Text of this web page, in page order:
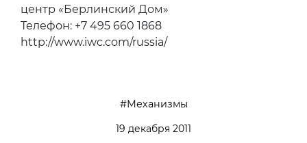
центр «Берлинский Дом»
Телефон: +7 495 660 1868
http://www.iwc.com/russia/
Механизмы
19 декабря 2011